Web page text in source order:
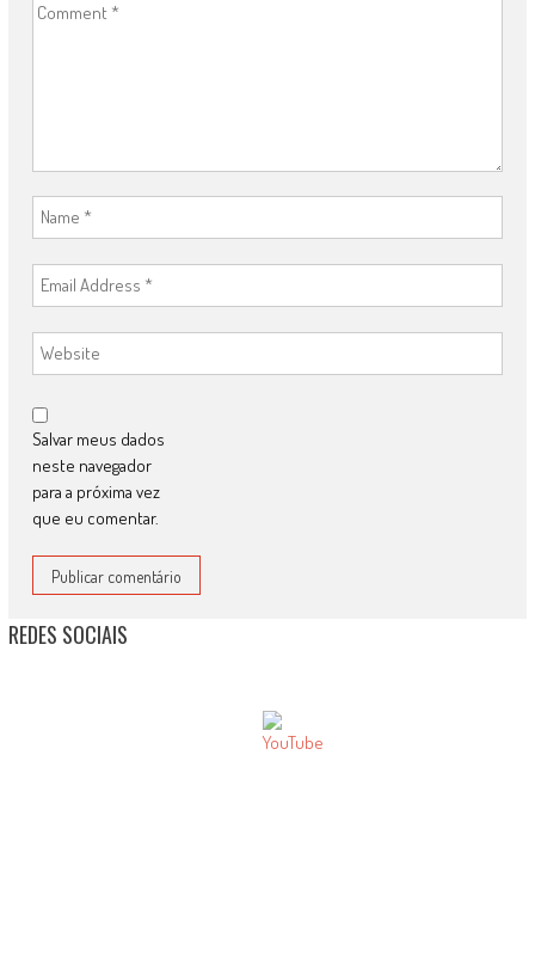
Salvar meus dados
neste navegador
para a próxima vez
que eu comentar.
REDES SOCIAIS